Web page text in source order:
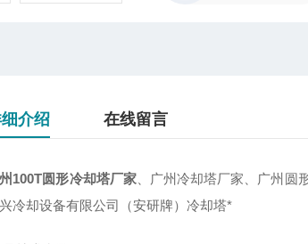
介绍 在线留言
100T圆形冷却塔厂家、广州冷却塔厂家、广州圆
冷却设备有限公司（安研牌）冷却塔*